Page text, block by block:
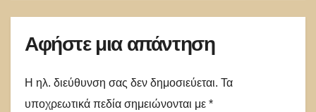
Αφήστε μια απάντηση
Η ηλ. διεύθυνση σας δεν δημοσιεύεται. Τα
υποχρεωτικά πεδία σημειώνονται με *